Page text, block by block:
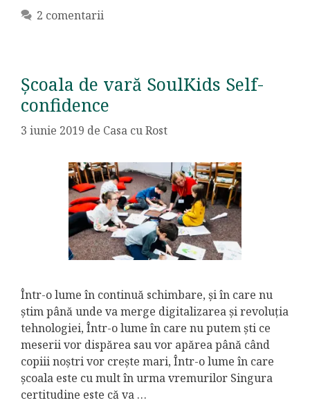
2 comentarii
Școala de vară SoulKids Self-
confidence
3 iunie 2019 de Casa cu Rost
Într-o lume în continuă schimbare, și în care nu
știm până unde va merge digitalizarea și revoluția
tehnologiei, Într-o lume în care nu putem ști ce
meserii vor dispărea sau vor apărea până când
copiii noștri vor crește mari, Într-o lume în care
școala este cu mult în urma vremurilor Singura
certitudine este că va …